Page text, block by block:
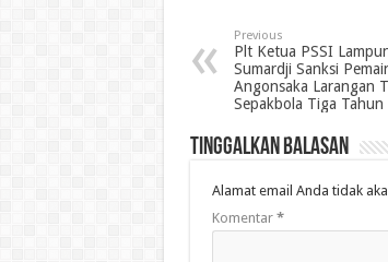
Previous
Plt Ketua PSSI
Sumardji Sanksi
Angonsaka Larangan
Sepakbola Tiga Tahun
Tinggalkan Balasan
Alamat email Anda tidak
Komentar *